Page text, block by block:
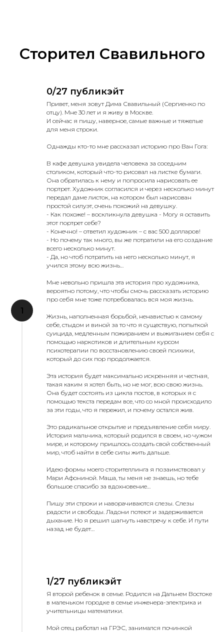
Сторител Свавильного
0/27 публикэйт
Привет, меня зовут Дима Свавильный (Сергиенко по
отцу). Мне 30 лет и я живу в Москве.
И сейчас я пишу, наверное, самые важные и тяжелые
для меня строки.
Однажды кто-то мне рассказал историю про Ван Гога:
В кафе девушка увидела человека за соседним
столиком, который что-то рисовал на листке бумаги.
Она обратилась к нему и попросила нарисовать ее
портрет. Художник согласился и через несколько минут
передал даме листок, на котором был нарисован
простой силуэт, очень похожий на девушку.
- Как похоже! – воскликнула девушка - Могу я оставить
этот портрет себе?
- Конечно! – ответил художник – с вас 500 долларов!
- Но почему так много, вы же потратили на его создание
всего несколько минут.
- Да, но чтоб потратить на него несколько минут, я
учился этому всю жизнь…
Мне невольно пришла эта история про художника,
вероятно потому, что чтобы смочь рассказать историю
про себя мне тоже потребовалась вся моя жизнь.
Жизнь, наполненная борьбой, ненавистью к самому
себе, стыдом и виной за то что я существую, попыткой
суицида, медленным пожиранием и выжиганием себя с
помощью наркотиков и длительным курсом
психотерапии по восстановлению своей психики,
который до сих пор продолжается.
Эта история будет максимально искренняя и честная,
такая каким я хотел быть, но не мог, всю свою жизнь.
Она будет состоять из цикла постов, в которых я с
помощью текста передам все, что со мной происходило
за эти годы, что я пережил, и почему остался жив.
Это радикальное открытие и предъявление себя миру.
История мальчика, который родился в своем, но чужом
мире, и которому пришлось создать свой собственный
мир, чтоб найти в себе силы жить дальше.
Идею формы моего сторителлинга я позаимствовал у
Мари Афониной. Маша, ты меня не знаешь, но тебе
большое спасибо за вдохновение…
Пишу эти строки и наворачиваются слезы. Слезы
радости и свободы. Ладони потеют и задерживается
дыхание. Но я решил шагнуть навстречу к себе. И пути
назад не будет…
1/27 публикэйт
Я второй ребенок в семье. Родился на Дальнем Востоке
в маленьком городке в семье инженера-электрика и
учительницы математики.
Мой отец работал на ГРЭС, занимался починкой